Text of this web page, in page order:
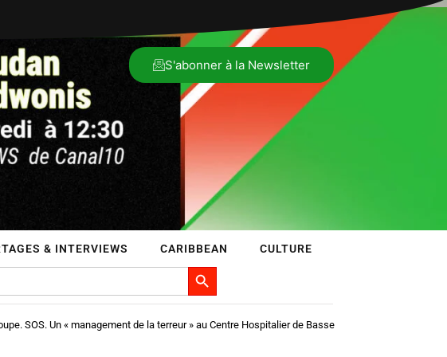
S'abonner à la Newsletter
& INTERVIEWS CARIBBEAN CULTURE
Search Button
SOS. Un « management de la terreur » au Centre Hospitalier de Basse